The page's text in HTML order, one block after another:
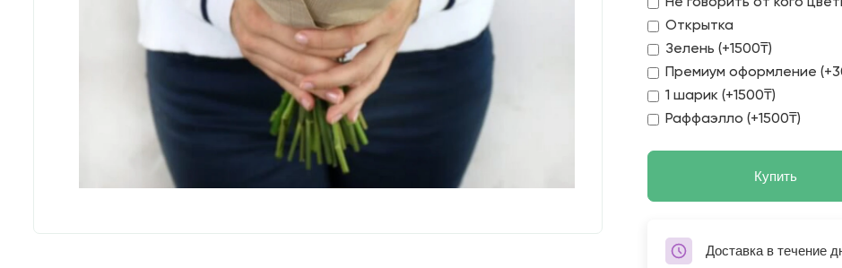
Открытка
Зелень (+1500₸)
Премиум оформление
1 шарик (+1500₸)
Раффаэлло (+1500₸)
Купить
Доставка в течение